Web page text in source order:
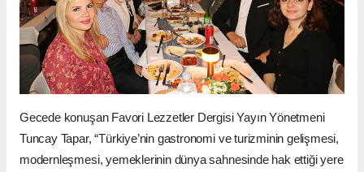
Gecede konuşan Favori Lezzetler Dergisi Yayın Yönetmeni
Tuncay Tapar, “Türkiye’nin gastronomi ve turizminin gelişmesi,
modernleşmesi, yemeklerinin dünya sahnesinde hak ettiği yere